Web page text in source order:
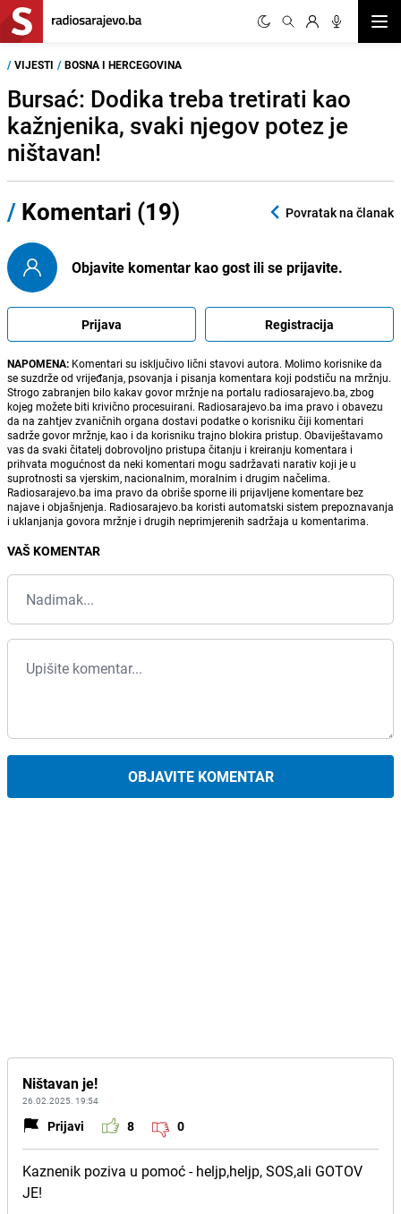
/ VIJESTI / BOSNA I HERCEGOVINA
Bursać: Dodika treba tretirati kao
kažnjenika, svaki njegov potez je
ništavan!
/ Komentari (19) Povratak na članak
Objavite komentar kao gost ili se prijavite.
Prijava Registracija
NAPOMENA: Komentari su isključivo lični stavovi autora. Molimo korisnike da
se suzdrže od vrijeđanja, psovanja i pisanja komentara koji podstiču na mržnju.
Strogo zabranjen bilo kakav govor mržnje na portalu radiosarajevo.ba, zbog
kojeg možete biti krivično procesuirani. Radiosarajevo.ba ima pravo i obavezu
da na zahtjev zvaničnih organa dostavi podatke o korisniku čiji komentari
sadrže govor mržnje, kao i da korisniku trajno blokira pristup. Obaviještavamo
vas da svaki čitatelj dobrovoljno pristupa čitanju i kreiranju komentara i
prihvata mogućnost da neki komentari mogu sadržavati narativ koji je u
suprotnosti sa vjerskim, nacionalnim, moralnim i drugim načelima.
Radiosarajevo.ba ima pravo da obriše sporne ili prijavljene komentare bez
najave i objašnjenja. Radiosarajevo.ba koristi automatski sistem prepoznavanja
i uklanjanja govora mržnje i drugih neprimjerenih sadržaja u komentarima.
VAŠ KOMENTAR
OBJAVITE KOMENTAR
Ništavan je!
26.02.2025. 19:54
Prijavi 8 0
Kaznenik poziva u pomoć - heljp,heljp, SOS,ali GOTOV
JE!